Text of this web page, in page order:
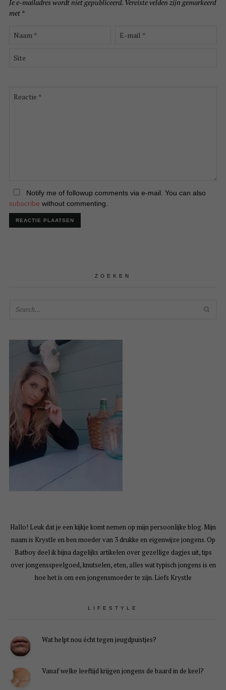
Je e-mailadres wordt niet gepubliceerd. Vereiste velden zijn gemarkeerd
met *
Notify me of followup comments via e-mail. You can also
subscribe without commenting.
ZOEKEN
Hallo! Leuk dat je een kijkje komt nemen op mijn persoonlijke blog. Mijn
naam is Krystle en ben moeder van 3 drukke en eigenwijze jongens. Op
Batboy deel ik bijna dagelijks artikelen over gezellige dagjes uit, tips
over jongensspeelgoed, knutselen, eten, alles wat typisch jongens is en
hoe het is om een jongensmoeder te zijn. Liefs Krystle
LIFESTYLE
Wat helpt nou écht tegen jeugdpuistjes?
Vanaf welke leeftijd krijgen jongens de baard in de keel?